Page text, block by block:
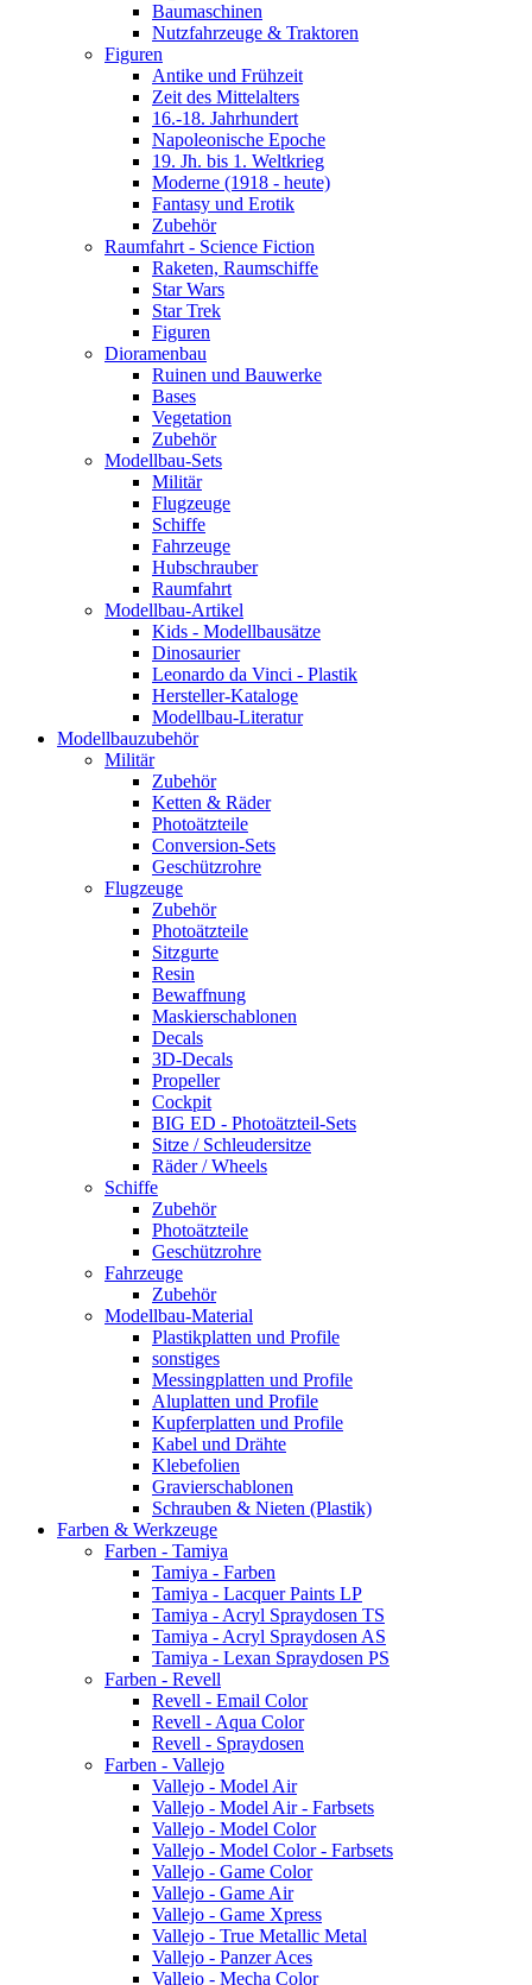
Baumaschinen
Nutzfahrzeuge & Traktoren
Figuren
Antike und Frühzeit
Zeit des Mittelalters
16.-18. Jahrhundert
Napoleonische Epoche
19. Jh. bis 1. Weltkrieg
Moderne (1918 - heute)
Fantasy und Erotik
Zubehör
Raumfahrt - Science Fiction
Raketen, Raumschiffe
Star Wars
Star Trek
Figuren
Dioramenbau
Ruinen und Bauwerke
Bases
Vegetation
Zubehör
Modellbau-Sets
Militär
Flugzeuge
Schiffe
Fahrzeuge
Hubschrauber
Raumfahrt
Modellbau-Artikel
Kids - Modellbausätze
Dinosaurier
Leonardo da Vinci - Plastik
Hersteller-Kataloge
Modellbau-Literatur
Modellbauzubehör
Militär
Zubehör
Ketten & Räder
Photoätzteile
Conversion-Sets
Geschützrohre
Flugzeuge
Zubehör
Photoätzteile
Sitzgurte
Resin
Bewaffnung
Maskierschablonen
Decals
3D-Decals
Propeller
Cockpit
BIG ED - Photoätzteil-Sets
Sitze / Schleudersitze
Räder / Wheels
Schiffe
Zubehör
Photoätzteile
Geschützrohre
Fahrzeuge
Zubehör
Modellbau-Material
Plastikplatten und Profile
sonstiges
Messingplatten und Profile
Aluplatten und Profile
Kupferplatten und Profile
Kabel und Drähte
Klebefolien
Gravierschablonen
Schrauben & Nieten (Plastik)
Farben & Werkzeuge
Farben - Tamiya
Tamiya - Farben
Tamiya - Lacquer Paints LP
Tamiya - Acryl Spraydosen TS
Tamiya - Acryl Spraydosen AS
Tamiya - Lexan Spraydosen PS
Farben - Revell
Revell - Email Color
Revell - Aqua Color
Revell - Spraydosen
Farben - Vallejo
Vallejo - Model Air
Vallejo - Model Air - Farbsets
Vallejo - Model Color
Vallejo - Model Color - Farbsets
Vallejo - Game Color
Vallejo - Game Air
Vallejo - Game Xpress
Vallejo - True Metallic Metal
Vallejo - Panzer Aces
Vallejo - Mecha Color